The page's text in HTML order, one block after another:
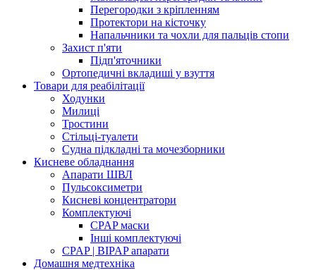
Перегородки з кріпленням
Протектори на кісточку
Напальчники та чохли для пальців стопи
Захист п'яти
Підп'яточники
Ортопедичні вкладиші у взуття
Товари для реабілітації
Ходунки
Милиці
Тростини
Стільці-туалети
Судна підкладні та мочезборники
Кисневе обладнання
Апарати ШВЛ
Пульсоксиметри
Кисневі концентратори
Комплектуючі
CPAP маски
Інші комплектуючі
CPAP | BIPAP апарати
Домашня медтехніка